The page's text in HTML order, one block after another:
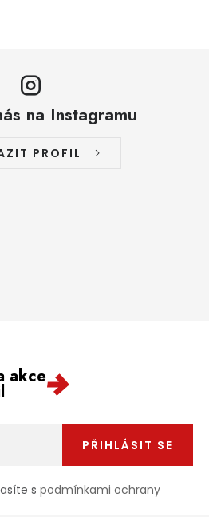
na Instagramu
PROFIL
akce
s podmínkami ochrany
PŘIHLÁSIT SE